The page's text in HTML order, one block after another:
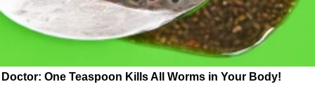
Doctor: One Teaspoon Kills All Worms in Your Body!